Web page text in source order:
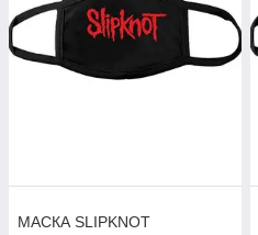
МАСКА SLIPKNOT